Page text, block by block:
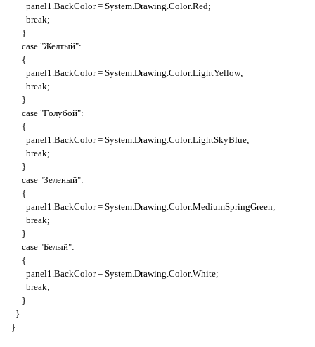
panel1.BackColor= System.Drawing.Color.Red;
break;
}
case "Желтый":
{
panel1.BackColor= System.Drawing.Color.LightYellow;
break;
}
case "Голубой":
{
panel1.BackColor= System.Drawing.Color.LightSkyBlue;
break;
}
case "Зеленый":
{
panel1.BackColor= System.Drawing.Color.MediumSpringGreen;
break;
}
case "Белый":
{
panel1.BackColor= System.Drawing.Color.White;
break;
}
}
}